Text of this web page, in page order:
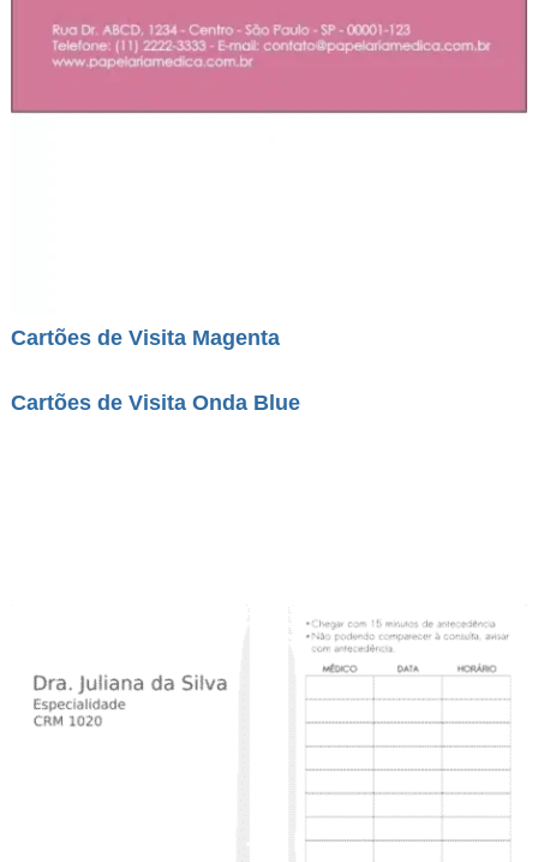
Cartões de Visita Magenta
Cartões de Visita Onda Blue